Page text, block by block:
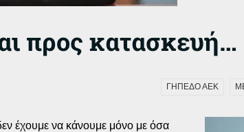
προς κατασκευή…
ΓΗΠΕΔΟ ΑΕΚ
έχουμε να κάνουμε μόνο με όσα